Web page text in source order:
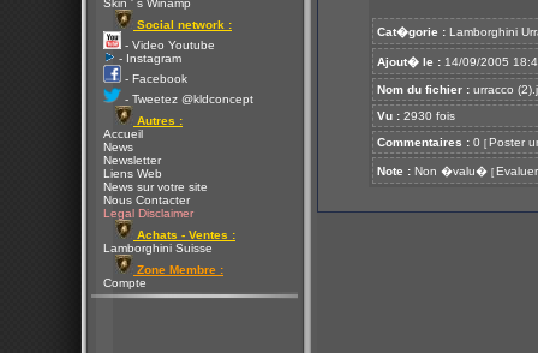
Skin ' s Winamp
Social network :
- Video Youtube
- Instagram
- Facebook
- Tweetez @kldconcept
Autres :
Accueil
News
Newsletter
Liens Web
News sur votre site
Nous Contacter
Legal Disclaimer
Achats - Ventes :
Lamborghini Suisse
Zone Membre :
Compte
Cat�gorie : Lamborghini
Ajout� le : 14/09/2005
Nom du fichier : urracco
Vu : 2930 fois
Commentaires : 0 [ Poster
Note : Non �valu� [ Evaluer